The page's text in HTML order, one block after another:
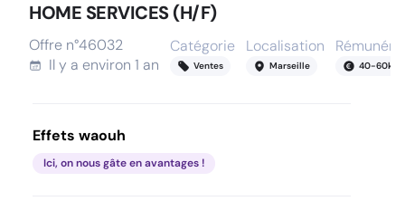
HOME SERVICES (H/F)
Offre n°46032
Il y a environ 1 an
Catégorie
Ventes
Localisation
Marseille 40-60k
Effets waouh
Ici, on nous gâte en avantages !